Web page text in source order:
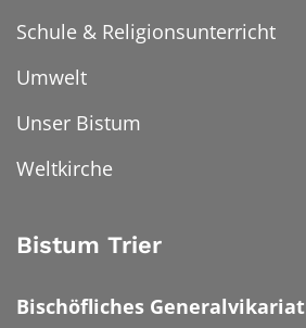
Schule & Religionsunterricht
Umwelt
Unser Bistum
Weltkirche
Bistum Trier
Bischöfliches Generalvikariat